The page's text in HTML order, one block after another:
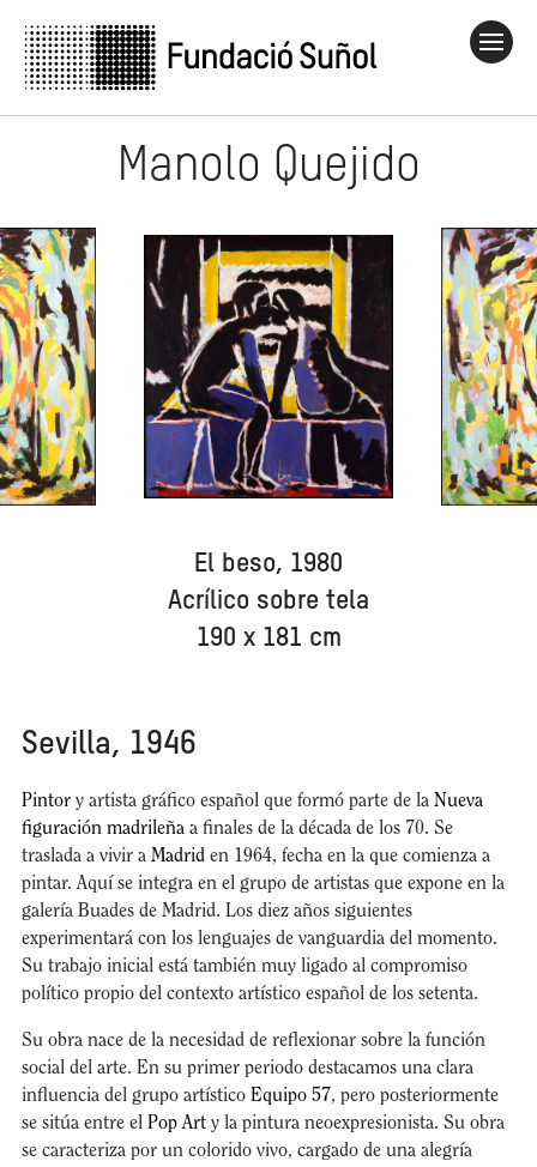
Manolo Quejido
El beso, 1980
Acrílico sobre tela
190 x 181 cm
Sevilla, 1946
Pintor y artista gráfico español que formó parte de la Nueva
figuración madrileña a finales de la década de los 70. Se
traslada a vivir a Madrid en 1964, fecha en la que comienza a
pintar. Aquí se integra en el grupo de artistas que expone en la
galería Buades de Madrid. Los diez años siguientes
experimentará con los lenguajes de vanguardia del momento.
Su trabajo inicial está también muy ligado al compromiso
político propio del contexto artístico español de los setenta.
Su obra nace de la necesidad de reflexionar sobre la función
social del arte. En su primer periodo destacamos una clara
influencia del grupo artístico Equipo 57, pero posteriormente
se sitúa entre el Pop Art y la pintura neoexpresionista. Su obra
se caracteriza por un colorido vivo, cargado de una alegría